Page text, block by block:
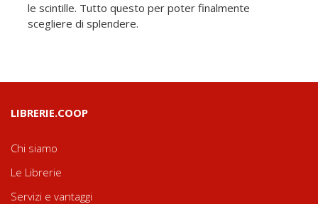
le scintille. Tutto questo per poter finalmente
scegliere di splendere.
LIBRERIE.COOP
Chi siamo
Le Librerie
Servizi e vantaggi